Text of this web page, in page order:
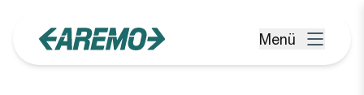
Menü öffnen
Menü